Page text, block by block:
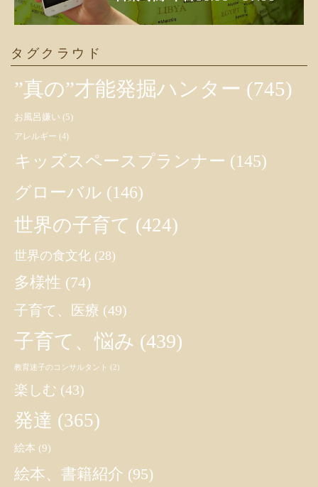
タグクラウド
”真の”才能発掘ハンター (745)
お風呂嫌い (5)
アレルギー (4)
キッズスペースプランナー (145)
グローバル (146)
世界の子育て (424)
世界の食文化 (28)
多様性 (74)
子育て、医療 (49)
子育て、悩み (439)
教育迷子のコンサルタント (2)
楽しむ (43)
発達 (365)
絵本 (9)
絵本、書籍紹介 (95)